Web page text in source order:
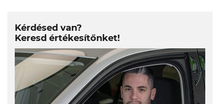
Kérdésed van?
Keresd értékesítőnket!